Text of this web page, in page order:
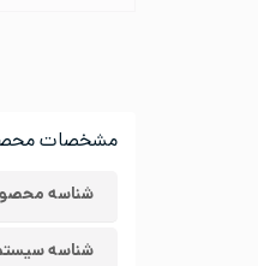
مشخصات
شناسه
شناسه